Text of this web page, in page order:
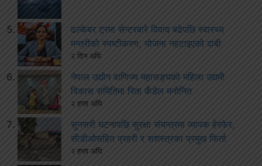
ढल्केबर ट्रमा सेन्टरबारे विवाद बढेपछि स्वास्थ्य
मन्त्रीको स्पष्टीकरण, योजना नहटाइएको दाबी
२ दिन अघि
नेपाल उद्योग वाणिज्य महासङ्घको महिला उद्यमी
विकास समितिमा रिता कँडेल मनोनित
२ हप्ता अघि
सुनसरी घटनापछि सुरक्षा संयन्त्रमा व्यापक हेरफेर,
सीडीओसहित प्रहरी र सशस्त्रका प्रमुख फिर्ता
२ हप्ता अघि